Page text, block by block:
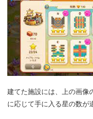
建てた施設には、上の画像
に応じて手に入る星の数が